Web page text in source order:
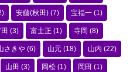
安藤(秋田) (7) 宝福一 (1)
(3) 富士正 (1) 寺岡 (8)
さきや (6) 山元 (18) 山内 (22)
山田 (3) 岡松 (1) 岡田 (1)